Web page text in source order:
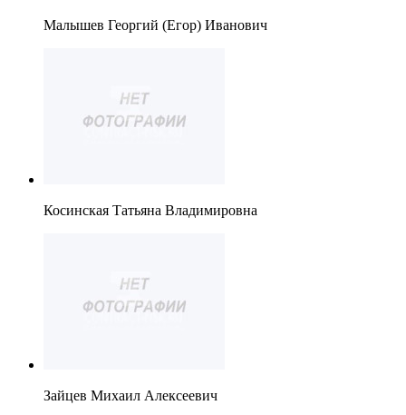
Малышев Георгий (Егор) Иванович
Косинская Татьяна Владимировна
Зайцев Михаил Алексеевич